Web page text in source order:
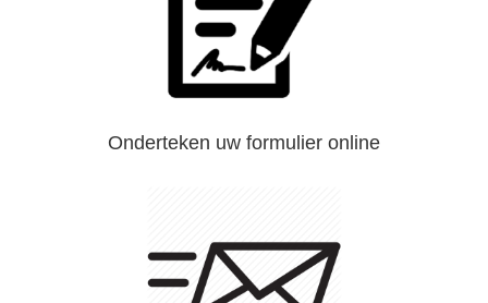
Onderteken uw formulier online